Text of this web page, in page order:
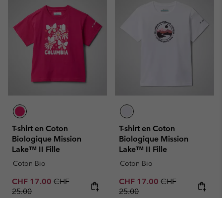
T-shirt en Coton
Biologique Mission
Lake™ II Fille
Coton Bio
Sale price:
CHF 17.00 Regular price:
CHF
25.00
T-shirt en Coton
Biologique Mission
Lake™ II Fille
Coton Bio
Sale price:
CHF 17.00 Regular price:
CHF
25.00